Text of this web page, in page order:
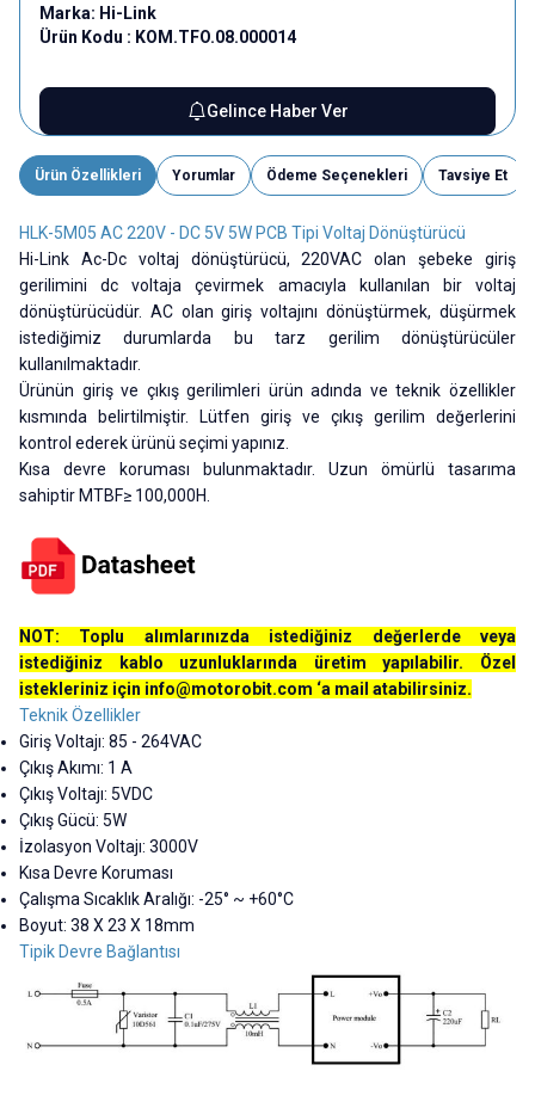
Marka: Hi-Link
Ürün Kodu : KOM.TFO.08.000014
Gelince Haber Ver
Ürün Özellikleri Yorumlar Ödeme Seçenekleri Tavsiye Et
HLK-5M05 AC 220V - DC 5V 5W PCB Tipi Voltaj Dönüştürücü
Hi-Link Ac-Dc voltaj dönüştürücü, 220VAC olan şebeke giriş
gerilimini dc voltaja çevirmek amacıyla kullanılan bir voltaj
dönüştürücüdür. AC olan giriş voltajını dönüştürmek, düşürmek
istediğimiz durumlarda bu tarz gerilim dönüştürücüler
kullanılmaktadır.
Ürünün giriş ve çıkış gerilimleri ürün adında ve teknik özellikler
kısmında belirtilmiştir. Lütfen giriş ve çıkış gerilim değerlerini
kontrol ederek ürünü seçimi yapınız.
Kısa devre koruması bulunmaktadır. Uzun ömürlü tasarıma
sahiptir MTBF≥ 100,000H.
NOT: Toplu alımlarınızda istediğiniz değerlerde veya
istediğiniz kablo uzunluklarında üretim yapılabilir. Özel
istekleriniz için info@motorobit.com ‘a mail atabilirsiniz.
Teknik Özellikler
Giriş Voltajı: 85 - 264VAC
Çıkış Akımı: 1 A
Çıkış Voltajı: 5VDC
Çıkış Gücü: 5W
İzolasyon Voltajı: 3000V
Kısa Devre Koruması
Çalışma Sıcaklık Aralığı: -25° ~ +60°C
Boyut: 38 X 23 X 18mm
Tipik Devre Bağlantısı